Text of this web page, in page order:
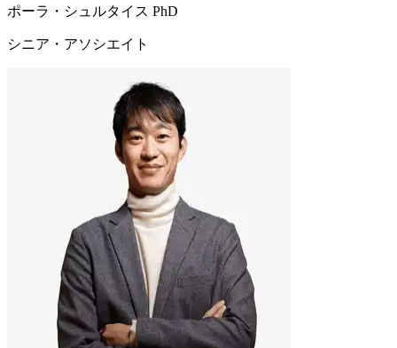
ポーラ・シュルタイス PhD
シニア・アソシエイト